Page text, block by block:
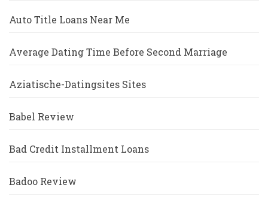
Auto Title Loans Near Me
Average Dating Time Before Second Marriage
Aziatische-Datingsites Sites
Babel Review
Bad Credit Installment Loans
Badoo Review